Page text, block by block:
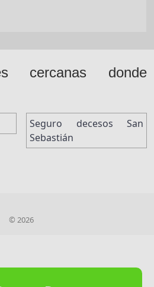
cercanas donde
Seguro decesos San
Sebastián
© 2026